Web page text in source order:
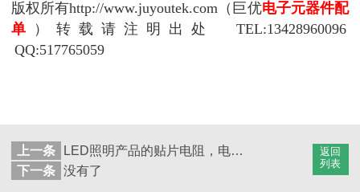
版权所有http://www.juyoutek.com（巨优电子元器件配
单
）转载请注明出处 TEL:13428960096
QQ:517765059
返回
列表
上一条
LED照明产品的贴片电阻，电容的正确选择
下一条 没有了